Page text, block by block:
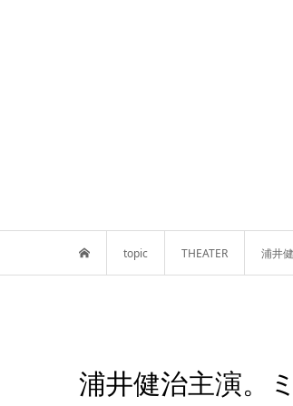
topic THEATER 浦井
浦井健治主演。